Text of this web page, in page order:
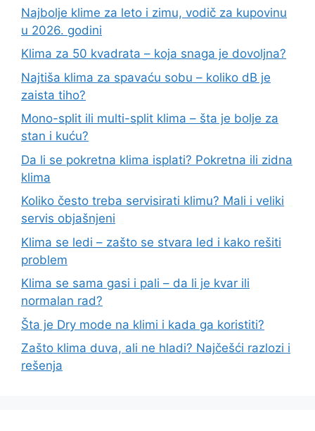
Najbolje klime za leto i zimu, vodič za kupovinu
u 2026. godini
Klima za 50 kvadrata – koja snaga je dovoljna?
Najtiša klima za spavaću sobu – koliko dB je
zaista tiho?
Mono-split ili multi-split klima – šta je bolje za
stan i kuću?
Da li se pokretna klima isplati? Pokretna ili zidna
klima
Koliko često treba servisirati klimu? Mali i veliki
servis objašnjeni
Klima se ledi – zašto se stvara led i kako rešiti
problem
Klima se sama gasi i pali – da li je kvar ili
normalan rad?
Šta je Dry mode na klimi i kada ga koristiti?
Zašto klima duva, ali ne hladi? Najčešći razlozi i
rešenja